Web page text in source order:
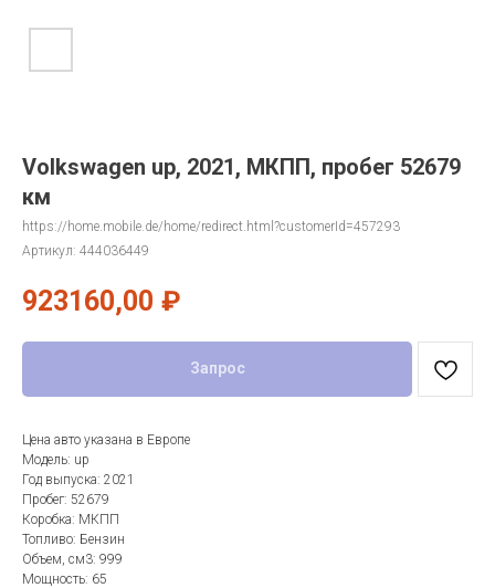
Volkswagen up, 2021, МКПП, пробег 52679
км
https://home.mobile.de/home/redirect.html?customerId=457293
Артикул: 444036449
923160,00 ₽
Запрос
Цена авто указана в Европе
Модель: up
Год выпуска: 2021
Пробег: 52679
Коробка: МКПП
Топливо: Бензин
Объем, см3: 999
Мощность: 65